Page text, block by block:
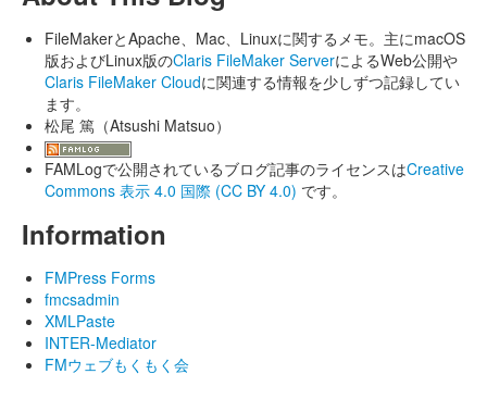
FileMakerとApache、Mac、Linuxに関するメモ。主にmacOS
版およびLinux版のClaris FileMaker ServerによるWeb公開や
Claris FileMaker Cloudに関連する情報を少しずつ記録してい
ます。
松尾 篤（Atsushi Matsuo）
FAMLogで公開されているブログ記事のライセンスはCreative
Commons 表示 4.0 国際 (CC BY 4.0) です。
Information
FMPress Forms
fmcsadmin
XMLPaste
INTER-Mediator
FMウェブもくもく会